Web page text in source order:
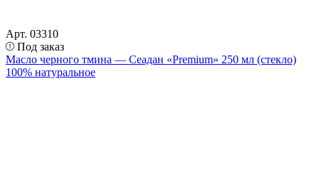
Арт. 03310
Под заказ
Масло черного тмина — Сеадан «Premium» 250 мл (стекло)
100% натуральное